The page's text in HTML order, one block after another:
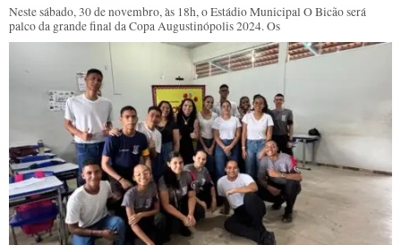
Neste sábado, 30 de novembro, às 18h, o Estádio Municipal O Bicão será
palco da grande final da Copa Augustinópolis 2024. Os